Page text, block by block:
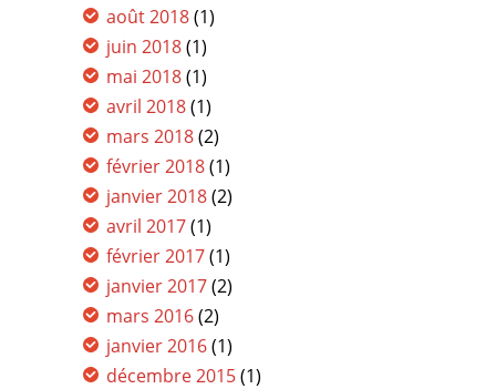
août 2018(1)
juin 2018(1)
mai 2018(1)
avril 2018(1)
mars 2018(2)
février 2018(1)
janvier 2018(2)
avril 2017(1)
février 2017(1)
janvier 2017(2)
mars 2016(2)
janvier 2016(1)
décembre 2015(1)